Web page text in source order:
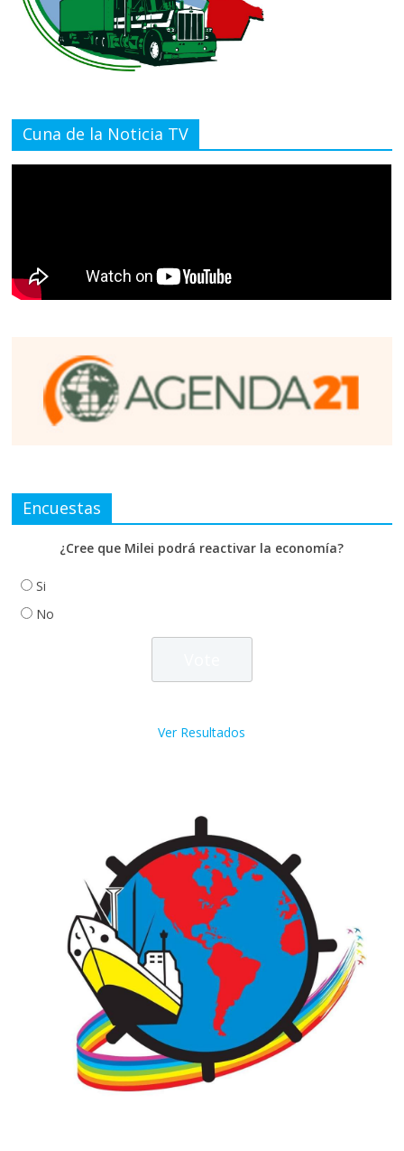
Cuna de la Noticia TV
Encuestas
¿Cree que Milei podrá reactivar la economía?
Si
No
Ver Resultados